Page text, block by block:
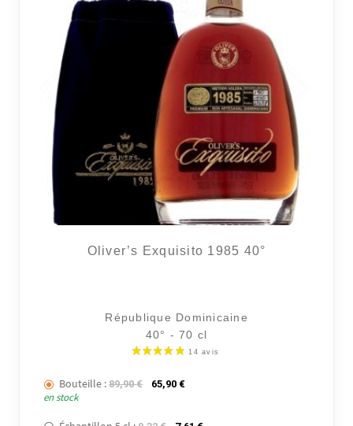
Oliver’s Exquisito 1985 40°
République Dominicaine
40° - 70 cl
Bouteille : 89,90€ Le prix initial était : 89,90 €.
65,90 €Le prix actuel est : 65,90 €.
en stock